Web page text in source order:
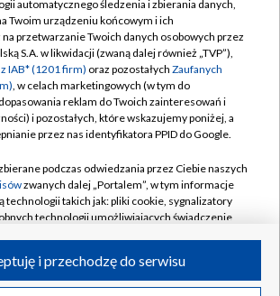
TVP
TVP
Cyfrowa
Regulamin TVP
Polityka prywatności
Moje zgody
Pomoc
Kontakt
Kanały
Polska S.A. w likwidacji
automatycznego śledzenia i zbierania danych,
Twoim urządzeniu końcowym i ich
przetwarzanie Twoich danych osobowych przez
S.A. w likwidacji (zwaną dalej również „TVP”),
IAB* (1201 firm) oraz pozostałych Zaufanych
, w celach marketingowych (w tym do
reklam do Twoich zainteresowań i
i pozostałych, które wskazujemy poniżej, a
przez nas identyfikatora PPID do Google.
podczas odwiedzania przez Ciebie naszych
zwanych dalej „Portalem”, w tym informacje
technologii takich jak: pliki cookie, sygnalizatory
technologii umożliwiających świadczenie
i przechodzę do serwisu